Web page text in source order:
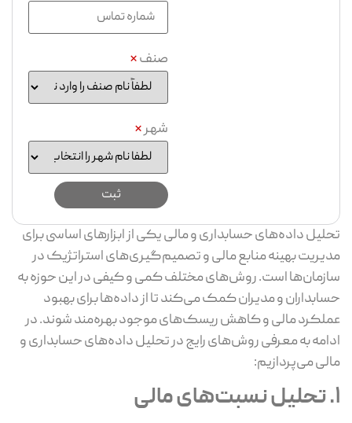
صنف*
شهر*
تحلیل داده‌های حسابداری و مالی یکی از ابزارهای اساسی برای
مدیریت بهینه منابع مالی و تصمیم‌گیری‌های استراتژیک در
سازمان‌ها است. روش‌های مختلف کمی و کیفی در این حوزه به
حسابداران و مدیران کمک می‌کند تا از داده‌ها برای بهبود
عملکرد مالی و کاهش ریسک‌های موجود بهره‌مند شوند. در
ادامه به معرفی روش‌های رایج در تحلیل داده‌های حسابداری و
مالی می‌پردازیم:
1. تحلیل نسبت‌های مالی